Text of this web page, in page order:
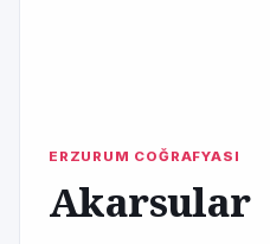
ERZURUM COĞRAFYASI
Akarsular